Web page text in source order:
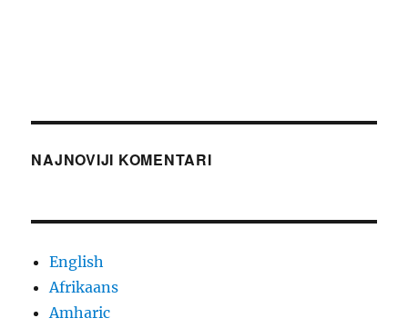
NAJNOVIJI KOMENTARI
English
Afrikaans
Amharic